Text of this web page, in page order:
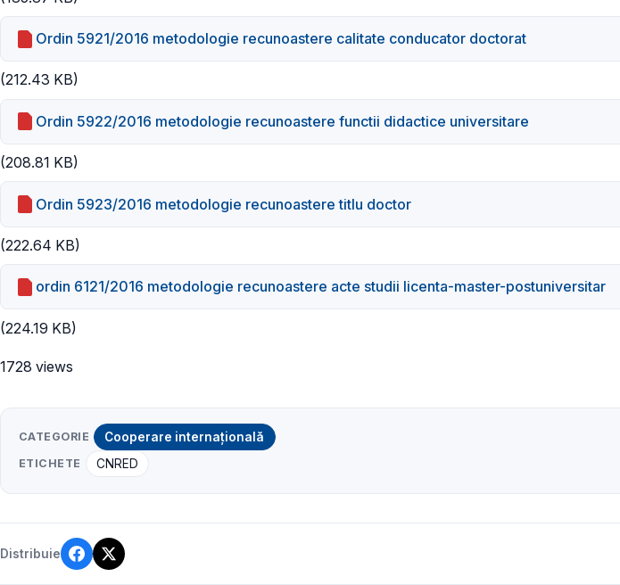
Ordin 5921/2016 metodologie recunoastere calitate conducator doctorat
(212.43 KB)
Ordin 5922/2016 metodologie recunoastere functii didactice universitare
(208.81 KB)
Ordin 5923/2016 metodologie recunoastere titlu doctor
(222.64 KB)
ordin 6121/2016 metodologie recunoastere acte studii licenta-master-postuniversitar
(224.19 KB)
1728 views
CATEGORIE Cooperare internațională
ETICHETE CNRED
Distribuie